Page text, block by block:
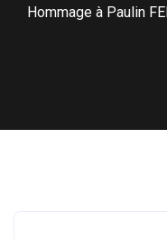
Hommage à Paulin